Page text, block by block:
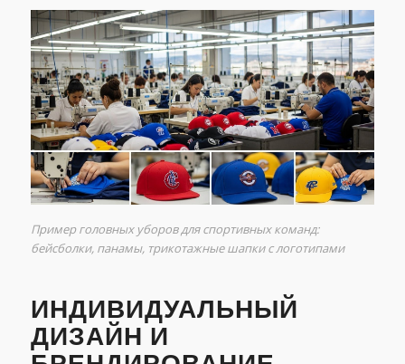
Пример головных уборов для спортивных команд:
бейсболки, панамы, трикотажные шапки с логотипами
ИНДИВИДУАЛЬНЫЙ
ДИЗАЙН И